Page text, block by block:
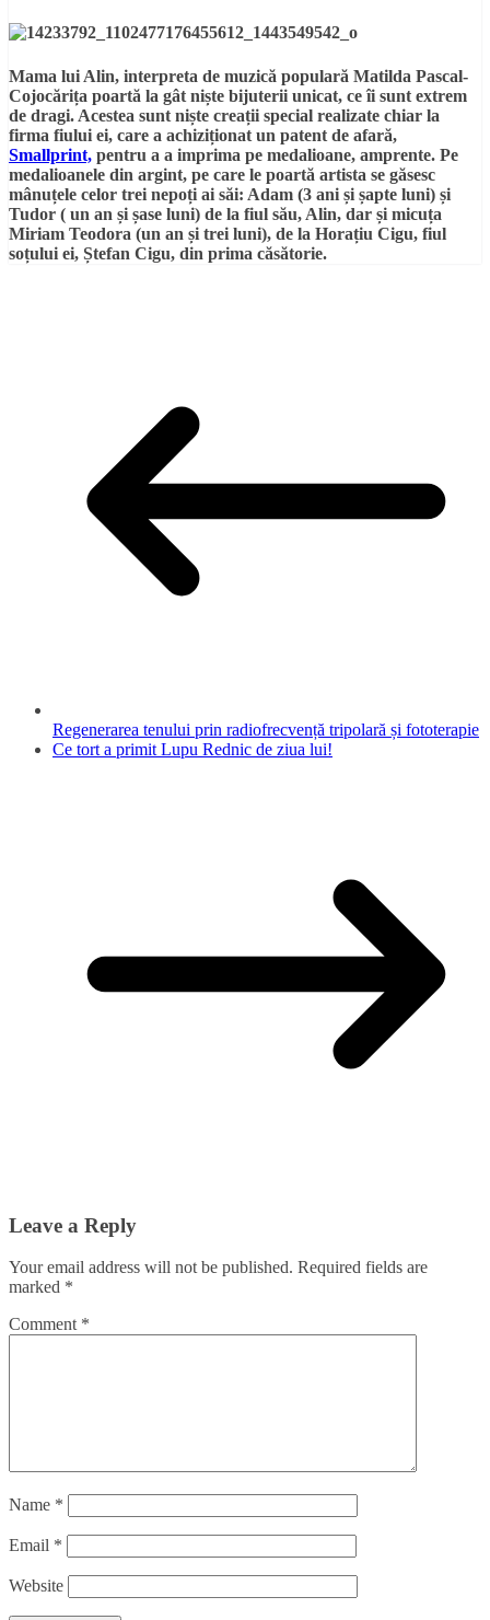
Mama lui Alin, interpreta de muzică populară Matilda Pascal-
Cojocărița poartă la gât niște bijuterii unicat, ce îi sunt extrem
de dragi. Acestea sunt niște creații special realizate chiar la
firma fiului ei, care a achiziționat un patent de afară,
Smallprint, pentru a a imprima pe medalioane, amprente. Pe
medalioanele din argint, pe care le poartă artista se găsesc
mânuțele celor trei nepoți ai săi: Adam (3 ani și șapte luni) și
Tudor ( un an și șase luni) de la fiul său, Alin, dar și micuța
Miriam Teodora (un an și trei luni), de la Horațiu Cigu, fiul
soțului ei, Ștefan Cigu, din prima căsătorie.
Regenerarea tenului prin radiofrecvență tripolară și fototerapie
Ce tort a primit Lupu Rednic de ziua lui!
Leave a Reply
Your email address will not be published. Required fields are
marked *
Comment *
Name *
Email *
Website